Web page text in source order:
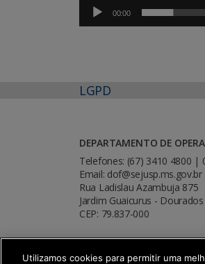
00:00
LGPD
DEPARTAMENTO DE
Telefones: (67) 3410 4800 |
Email: dof@sejusp.ms.gov.br
Rua Ladislau Azambuja 875
Jardim Guaicurus -
CEP: 79.837-000
Utilizamos cookies para permitir uma